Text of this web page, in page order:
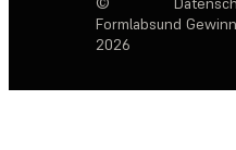
Formlabs
2026
und